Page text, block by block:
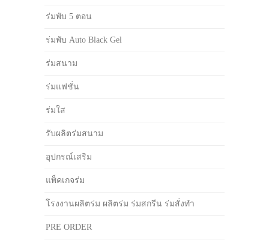
ร่มพับ 5 ตอน
ร่มพับ Auto Black Gel
ร่มสนาม
ร่มแฟชั่น
ร่มใส
รับผลิตร่มสนาม
อุปกรณ์เสริม
แพ็คเกจร่ม
โรงงานผลิตร่ม ผลิตร่ม ร่มสกรีน ร่มสั่งทำ
PRE ORDER